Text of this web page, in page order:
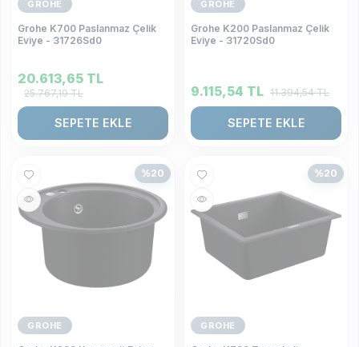
GROHE
Grohe K700 Paslanmaz Çelik
Eviye - 31726Sd0
20.613,65 TL
25.767,19TL
SEPETE EKLE
GROHE
Grohe K200 Paslanmaz Çelik
Eviye - 31720Sd0
9.115,54 TL 11.394,54TL
SEPETE EKLE
%20
GROHE
%20
GROHE